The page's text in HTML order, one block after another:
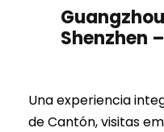
Shenzhen
Una experiencia
de Cantón, visitas